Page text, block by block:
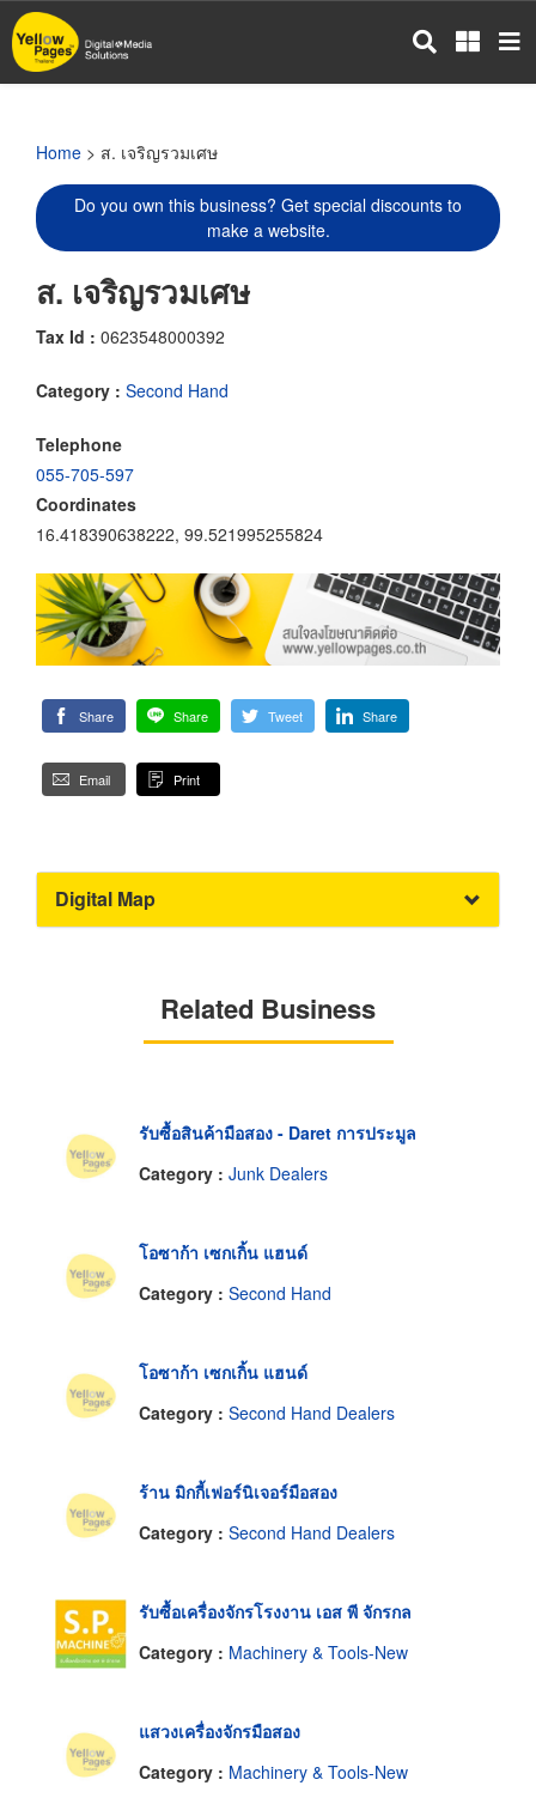
Skip
to
main
Home > ส. เจริญรวมเศษ
Do you own this business? Get special discounts to
make a website.
ส. เจริญรวมเศษ
Tax Id : 0623548000392
Category : Second Hand
Telephone
055-705-597
Coordinates
16.418390638222, 99.521995255824
Share Share Tweet Share
Email Print
Digital Map
Related Business
รับซื้อสินค้ามือสอง - Daret การประมูล
Category : Junk Dealers
โอซาก้า เซกเกิ้น แฮนด์
Category : Second Hand
โอซาก้า เซกเกิ้น แฮนด์
Category : Second Hand Dealers
ร้าน มิกกี้เฟอร์นิเจอร์มือสอง
Category : Second Hand Dealers
รับซื้อเครื่องจักรโรงงาน เอส พี จักรกล
Category : Machinery & Tools-New
แสวงเครื่องจักรมือสอง
Category : Machinery & Tools-New